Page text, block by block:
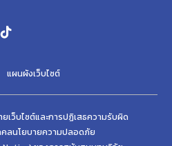
แผนผังเว็บไซต์
ยเว็บไซต์และการปฏิเสธความรับผิด
ลนโยบายความปลอดภัย